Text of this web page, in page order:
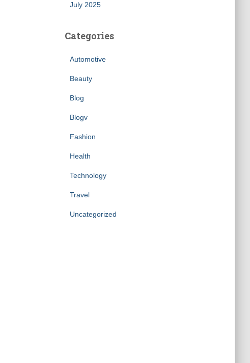
July 2025
Categories
Automotive
Beauty
Blog
Blogv
Fashion
Health
Technology
Travel
Uncategorized